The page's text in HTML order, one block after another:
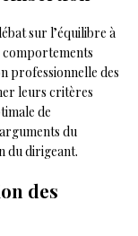
sur l’équilibre à
comportements
professionnelle des
leurs critères
de
du
du dirigeant.
des